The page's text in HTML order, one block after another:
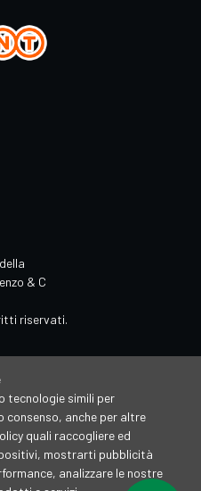
& C
riservati.
tecnologie simili per
consenso, anche per altre
quali raccogliere ed
mostrarti pubblicità
analizzare le nostre